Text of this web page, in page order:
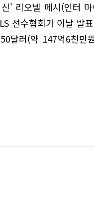
' 리오넬 메시(인터
선수협회가 이날 발
달러(약 147억6천만